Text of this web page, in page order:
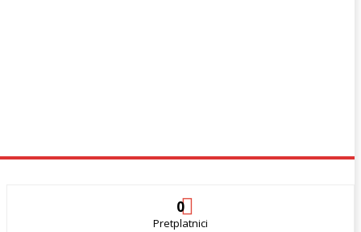
0
Pretplatnici